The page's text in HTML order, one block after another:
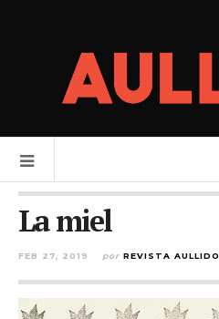
La miel
FEB 27, 2019 por REVISTA AULLIDO